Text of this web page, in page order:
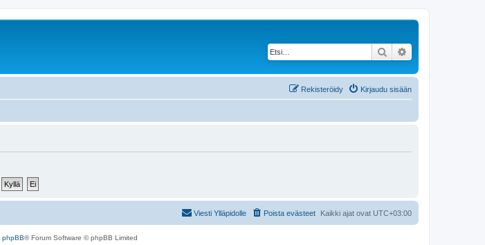
Etsi
Kirjaudu sisään
Rekisteröidy
Kaikki ajat ovat UTC+03:00
Poista evästeet
Viesti Ylläpidolle
phpBB® Forum Software © phpBB Limited